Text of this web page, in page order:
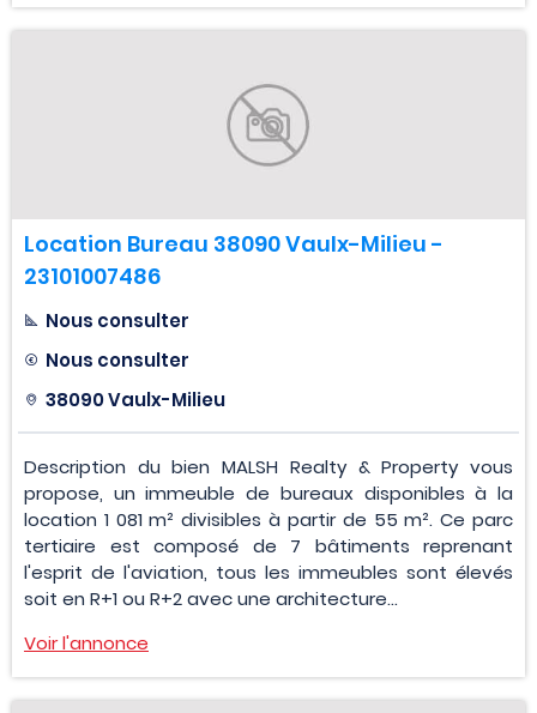
Location Bureau 38090 Vaulx-Milieu -
23101007486
Nous consulter
Nous consulter
38090 Vaulx-Milieu
Description du bien MALSH Realty & Property vous
propose, un immeuble de bureaux disponibles à la
location 1 081 m² divisibles à partir de 55 m². Ce parc
tertiaire est composé de 7 bâtiments reprenant
l'esprit de l'aviation, tous les immeubles sont élevés
soit en R+1 ou R+2 avec une architecture...
Voir l'annonce